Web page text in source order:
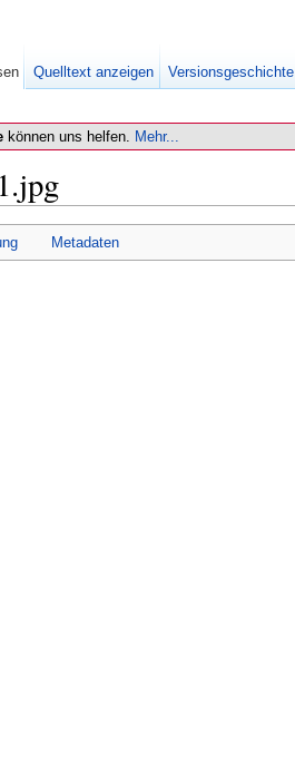
können uns helfen. Mehr...
Metadaten
Quelltext anzeigen Versionsgeschichte